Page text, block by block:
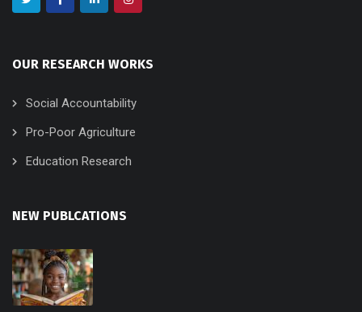
OUR RESEARCH WORKS
Social Accountability
Pro-Poor Agriculture
Education Research
NEW PUBLCATIONS